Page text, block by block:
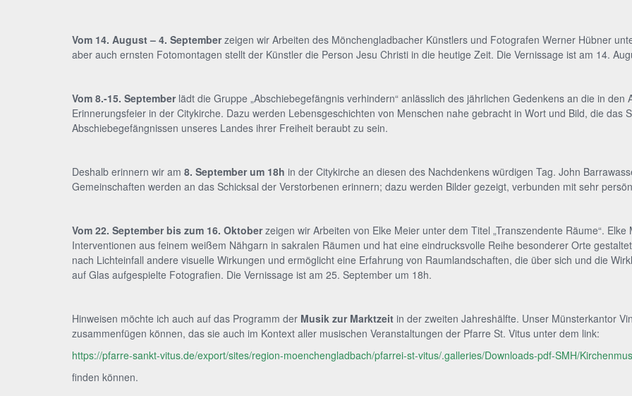
Vom 14. August – 4. Septemberzeigen wir Arbeiten des Mönchengladbacher Künstlers und Fotografen Werner Hübner
aber auch ernsten Fotomontagen stellt der Künstler die Person Jesu Christi in die heutige Zeit. Die Vernissage ist am 14.
Vom 8.-15. Septemberlädt die Gruppe „Abschiebegefängnis verhindern“ anlässlich des jährlichen Gedenkens an die in den
Erinnerungsfeier in der Citykirche. Dazu werden Lebensgeschichten von Menschen nahe gebracht in Wort und Bild, die das
Abschiebegefängnissen unseres Landes ihrer Freiheit beraubt zu sein.
Deshalb erinnern wir am 8. September um 18h in der Citykirche an diesen des Nachdenkens würdigen Tag. John
Gemeinschaften werden an das Schicksal der Verstorbenen erinnern; dazu werden Bilder gezeigt, verbunden mit sehr
Vom 22. September bis zum 16. Oktoberzeigen wir Arbeiten von Elke Meier unter dem Titel „Transzendente Räume“.
Interventionen aus feinem weißem Nähgarn in sakralen Räumen und hat eine eindrucksvolle Reihe besonderer Orte
nach Lichteinfall andere visuelle Wirkungen und ermöglicht eine Erfahrung von Raumlandschaften, die über sich und die
auf Glas aufgespielte Fotografien. Die Vernissage ist am 25. September um 18h.
Hinweisen möchte ich auch auf das Programm der Musik zur Marktzeit in der zweiten Jahreshälfte. Unser Münsterkantor
zusammenfügen können, das sie auch im Kontext aller musischen Veranstaltungen der Pfarre St. Vitus unter dem link:
https://pfarre-sankt-vitus.de/export/sites/region-moenchengladbach/pfarrei-st-vitus/.galleries/Downloads-pdf-SMH/
finden können.